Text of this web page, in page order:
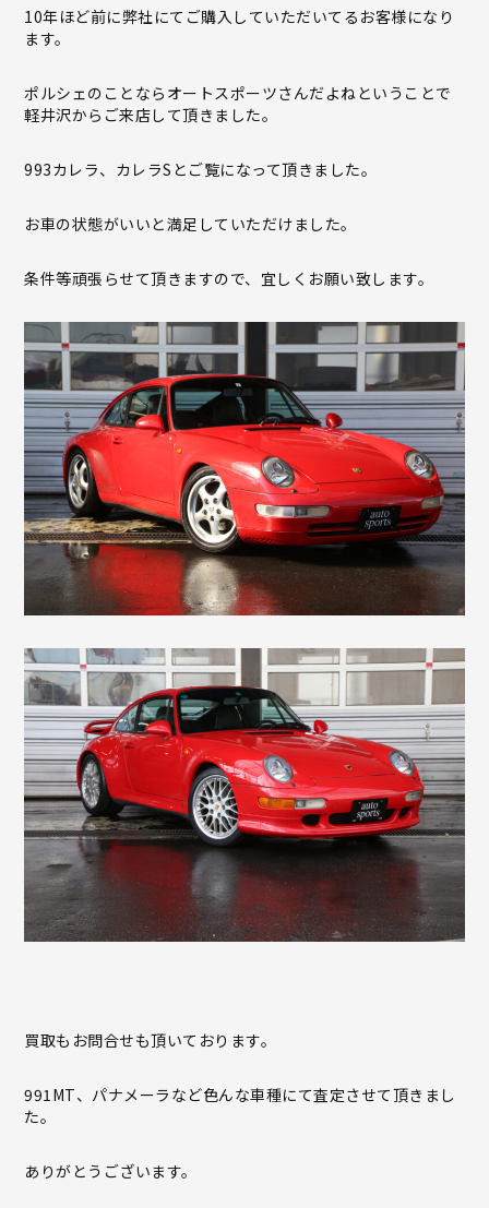
10年ほど前に弊社にてご購入していただいてるお客様になり
ます。
ポルシェのことならオートスポーツさんだよねということで
軽井沢からご来店して頂きました。
993カレラ、カレラSとご覧になって頂きました。
お車の状態がいいと満足していただけました。
条件等頑張らせて頂きますので、宜しくお願い致します。
買取もお問合せも頂いております。
991MT、パナメーラなど色んな車種にて査定させて頂きまし
た。
ありがとうございます。